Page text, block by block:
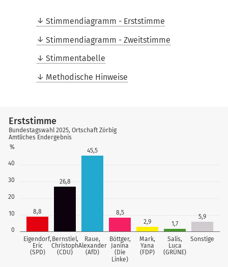
Stimmendiagramm - Erststimme
Stimmendiagramm - Zweitstimme
Stimmentabelle
Methodische Hinweise
0
10
20
30
40
%
Eigendorf,
Eric
(SPD)
Bernstiel,
Christoph
(CDU)
Raue,
Alexander
(AfD)
Böttger,
Janina
(Die
Linke)
Mark,
Yana
(FDP)
Salis,
Luca
(GRÜNE)
Sonstige
8,8
26,8
45,5
8,5
2,9
1,7
5,9
Erststimme
Bundestagswahl 2025, Ortschaft Zörbig
Amtliches Endergebnis